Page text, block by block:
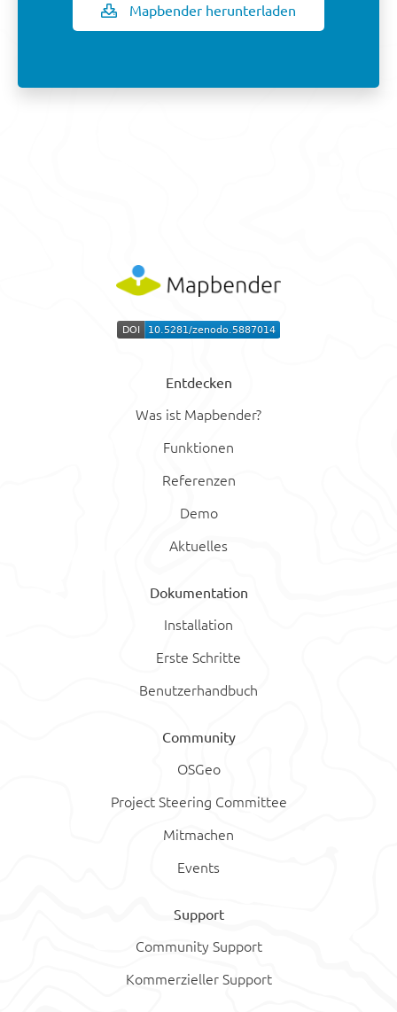
Mapbender herunterladen
Entdecken
Was ist Mapbender?
Funktionen
Referenzen
Demo
Aktuelles
Dokumentation
Installation
Erste Schritte
Benutzerhandbuch
Community
OSGeo
Project Steering Committee
Mitmachen
Events
Support
Community Support
Kommerzieller Support